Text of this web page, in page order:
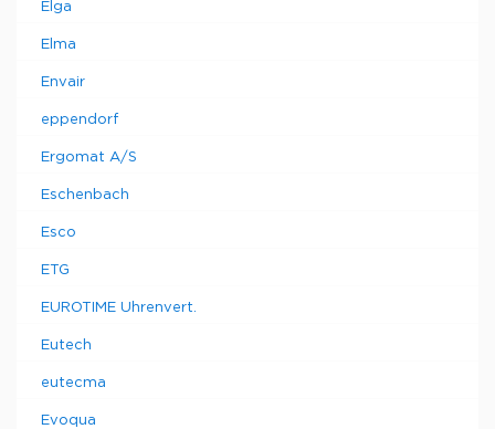
Elga
Elma
Envair
eppendorf
Ergomat A/S
Eschenbach
Esco
ETG
EUROTIME Uhrenvert.
Eutech
eutecma
Evoqua